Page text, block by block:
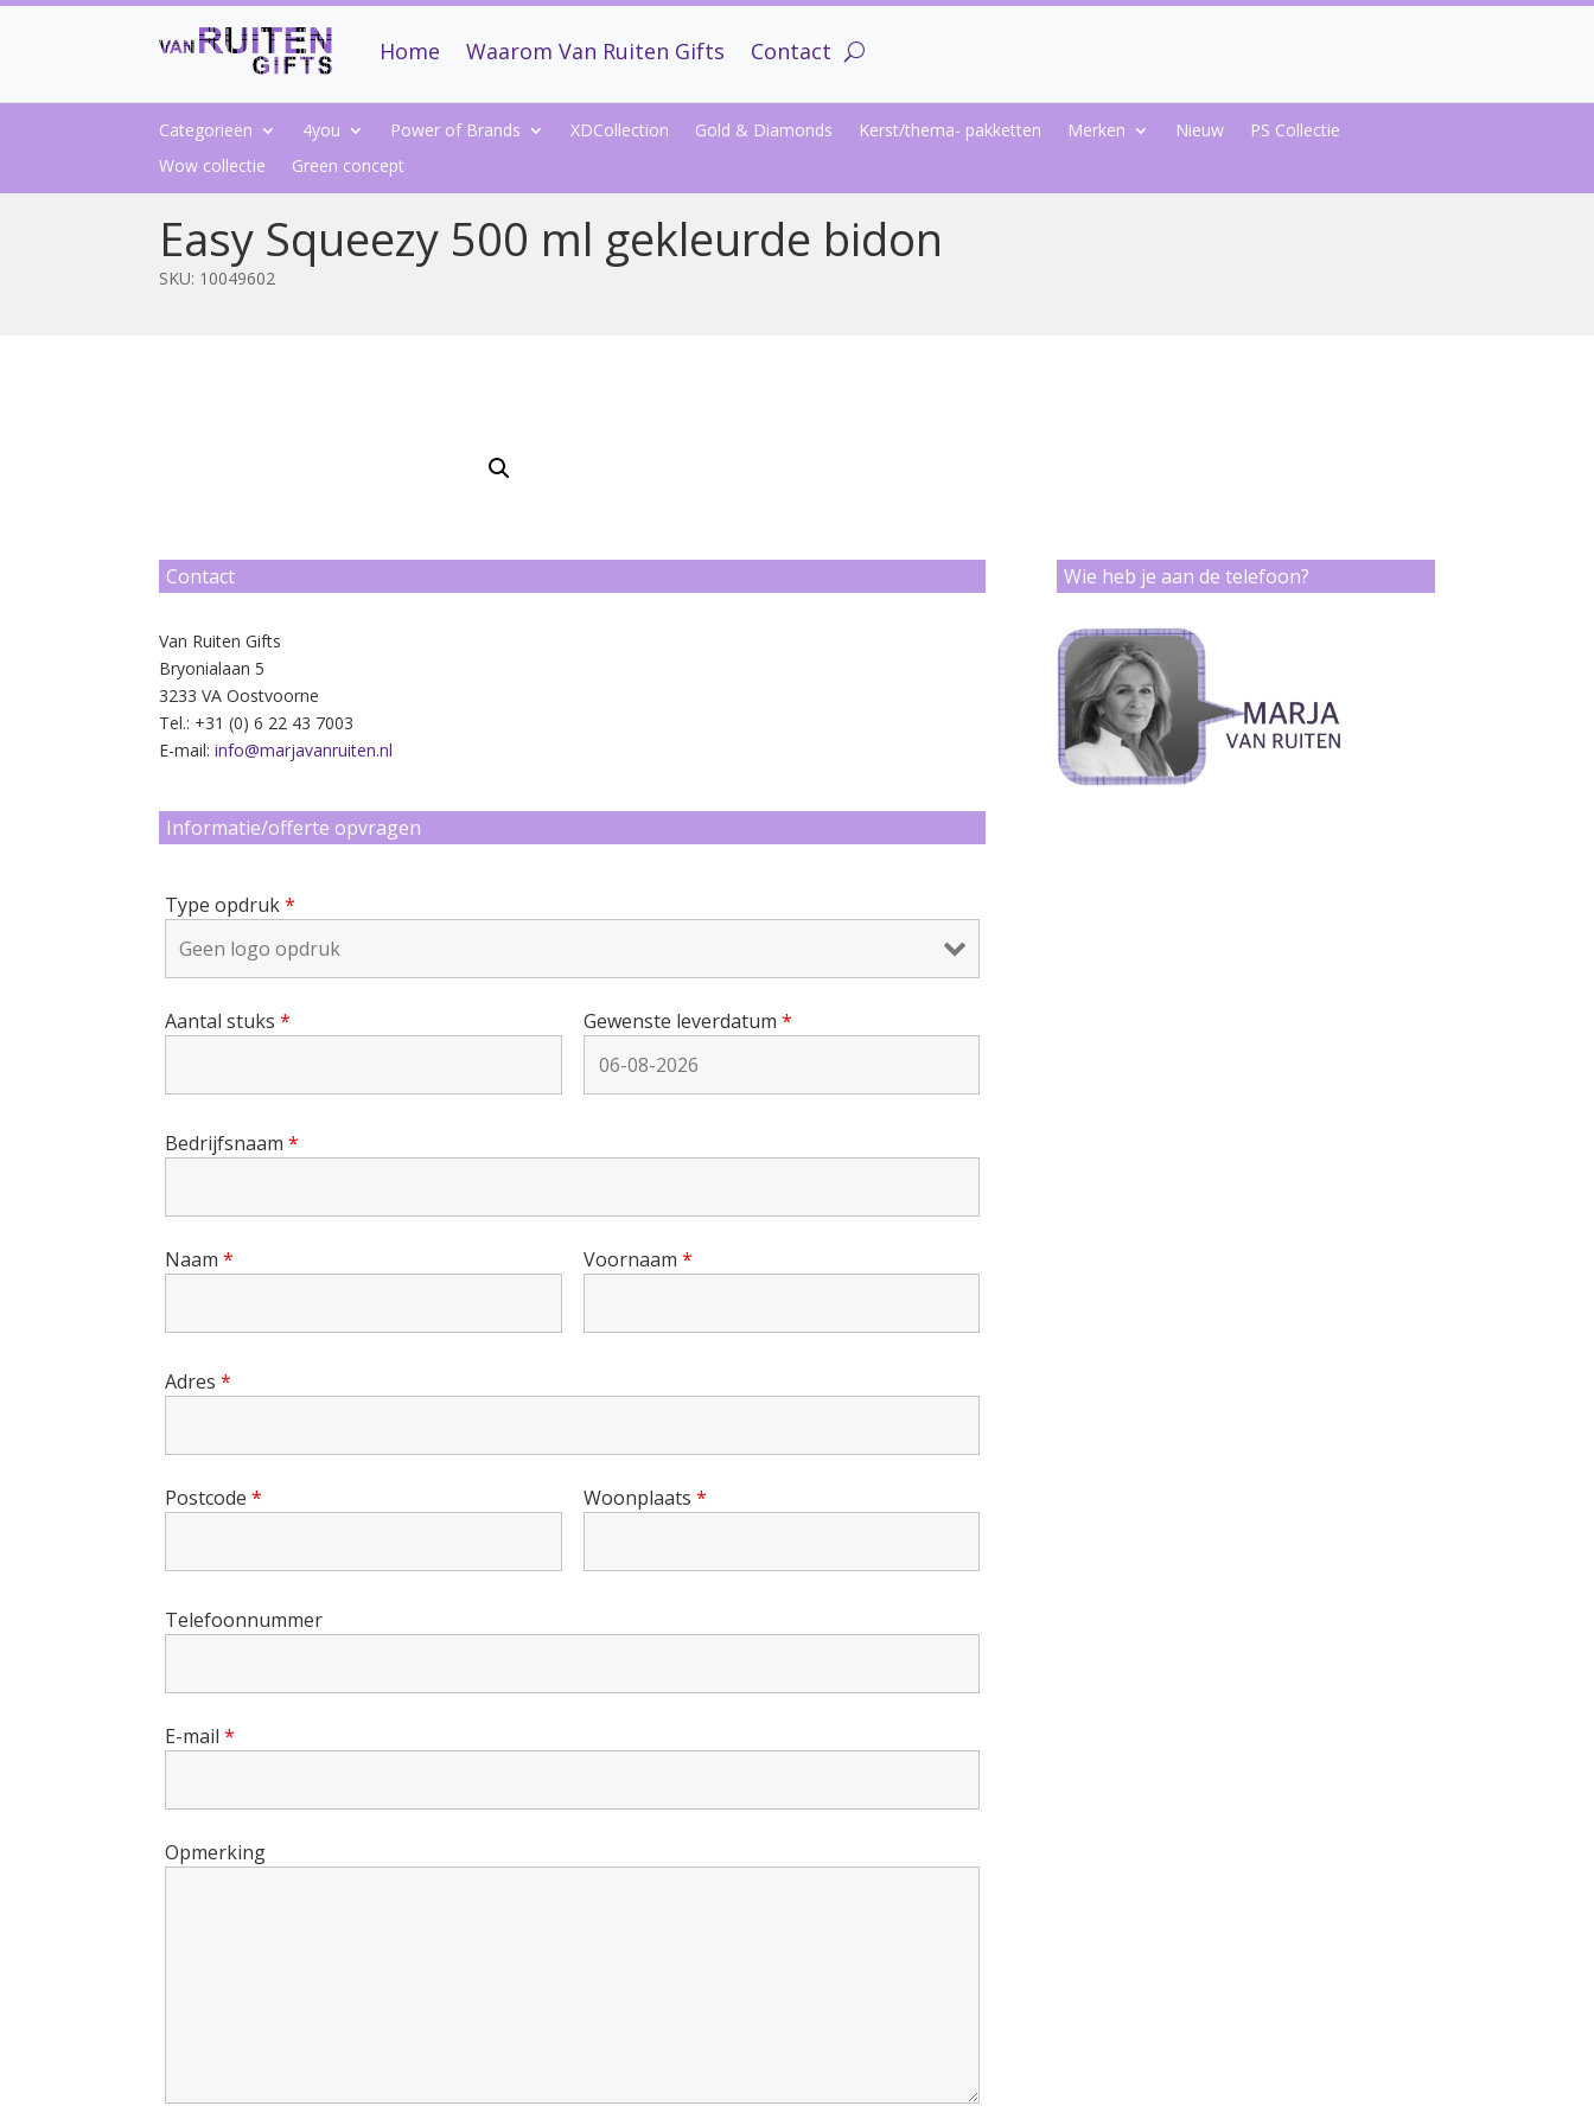
Home Waarom Van Ruiten Gifts Contact
Categorieën 4you Power of Brands XDCollection Gold & Diamonds Kerst/thema- pakketten Merken Nieuw
PS Collectie
Wow collectie
Green concept
Easy Squeezy 500 ml gekleurde bidon
SKU: 10049602
Contact
Van Ruiten Gifts
Bryonialaan 5
3233 VA Oostvoorne
Tel.: +31 (0) 6 22 43 7003
E-mail:info@marjavanruiten.nl
Informatie/offerte opvragen
Type opdruk*
Aantal stuks* Gewenste leverdatum *
Bedrijfsnaam*
Naam* Voornaam *
Adres*
Postcode* Woonplaats *
Telefoonnummer
E-mail*
Opmerking
Wie heb je aan de telefoon?